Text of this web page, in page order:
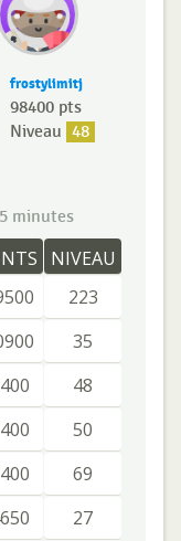
frostylimitj
98400 pts
Niveau 48
minutes
NIVEAU
223
35
48
50
69
27